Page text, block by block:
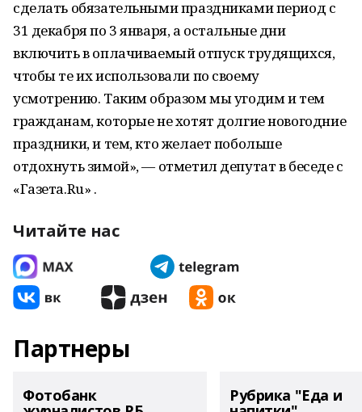
сделать обязательными праздниками период с
31 декабря по 3 января, а остальные дни
включить в оплачиваемый отпуск трудящихся,
чтобы те их использовали по своему
усмотрению. Таким образом мы угодим и тем
гражданам, которые не хотят долгие новогодние
праздники, и тем, кто желает побольше
отдохнуть зимой», — отметил депутат в беседе с
«Газета.Ru» .
Читайте нас
Партнеры
Фотобанк Рубрика "Еда и